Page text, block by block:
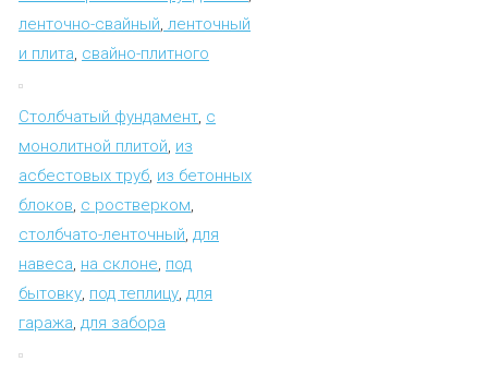
ленточно-свайный ленточный
и плита свайно-плитного
Столбчатый фундамент с
монолитной плитой из
асбестовых труб из бетонных
блоков с ростверком
столбчато-ленточный для
навеса на склоне под
бытовку под теплицу для
гаража для забора